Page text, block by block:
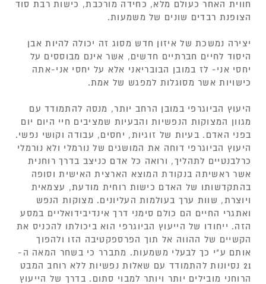
חווית האחר כעולם מלא, כחידה מורכבת, כישות רבת סוד
הצופנת רבדים שונים של משמעות.
יצירה נמשכת של איזון חדש מסוג זה יכולה להיות אבן
היסוד לחיים חברתיים חדשים, אשר אינם מבוססים על
יחסי אני- לז במובן הבובריאני אלא על יחסי אני-אתה
כישויות אשר מסוגלות למפגש של אמת.
היעוץ הביוגרפי במובן הרחב יותר, מנסה להתמודד עם
מגוון המצוקות הנפשיות והבעיות שמציבים חיי היום יום
בפני האדם. בעיות של זוגיות, יחסים, עבודה וקושי נפשי.
היעוץ הביוגרפי דוחה את המושגים של נורמלי ולא נורמלי
כרלבנטיים לתהליך, ורואה כל אדם כניצב בדרך רוחנית
אשר ראשיתה בנקודת המוצא הארצית האישית וסופה
בהתקדשותו של האדם כישות רוחית מודעת, עצמאית
ויוצרת, שוות ערך בעולמות העליונים. מצוקות הנפש
ואתגרי החיים הם כולם סימני דרך אינדיבידואליים במסע
הזה. ייחודו של הייעוץ הביוגרפי הוא ביכולתו להכניס את
הקשיים של ההווה אל תוך הפרספקטיבה הזו ולהפוך
אותם ע"י כך לבעלי משמעות. מתברר כי בשחר המאה ה-
21 נסיונות להתמודד עם שאלות נפשיות ללא רוחב המבט
הרוחני מובילים יותר ויותר למבוי סתום. בדרך של הייעוץ